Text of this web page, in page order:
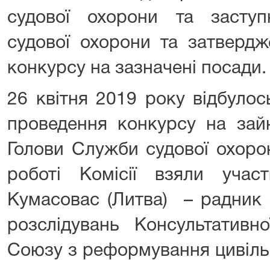
судової охорони та
судової охорони та
конкурсу на зазначені посади.
26 квітня 2019 року
проведення конкурсу на
Голови Служби судової
роботі Комісії взяли
Кумасовас (Литва) – радник
розслідувань
Союзу з реформування